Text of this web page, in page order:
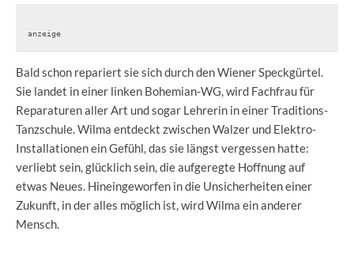
anzeige
Bald schon repariert sie sich durch den Wiener Speckgürtel.
Sie landet in einer linken Bohemian-WG, wird Fachfrau für
Reparaturen aller Art und sogar Lehrerin in einer Traditions-
Tanzschule. Wilma entdeckt zwischen Walzer und Elektro-
Installationen ein Gefühl, das sie längst vergessen hatte:
verliebt sein, glücklich sein, die aufgeregte Hoffnung auf
etwas Neues. Hineingeworfen in die Unsicherheiten einer
Zukunft, in der alles möglich ist, wird Wilma ein anderer
Mensch.